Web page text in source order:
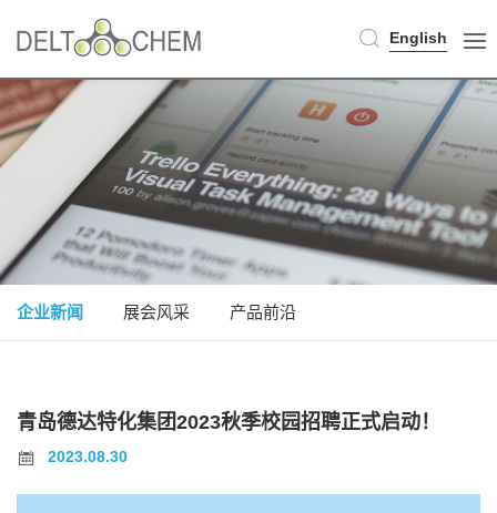
English
企业新闻 展会风采 产品前沿
青岛德达特化集团2023秋季校园招聘正式启动！
2023.08.30